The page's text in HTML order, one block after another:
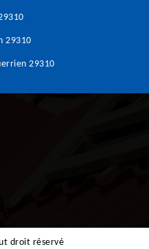
29310
29310
droit réservé